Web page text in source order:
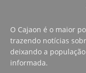
O Cajaon é o maior
trazendo notícias
deixando a
informada.